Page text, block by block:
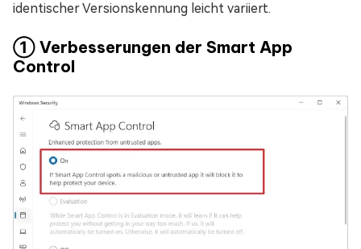
identischer Versionskennung leicht variiert.
① Verbesserungen der Smart App
Control